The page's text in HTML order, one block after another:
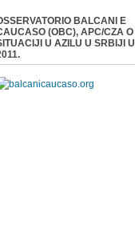
BALCANI E
(OBC), APC/CZA O
U AZILU U SRBIJI U